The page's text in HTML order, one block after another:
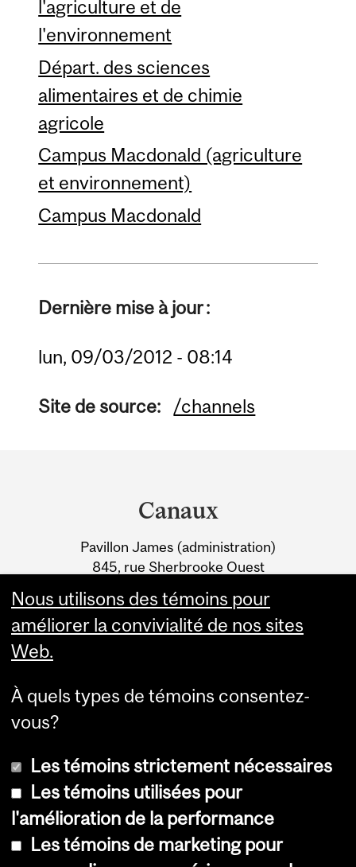
l'agriculture et de
l'environnement
Départ. des sciences
alimentaires et de chimie
agricole
Campus Macdonald (agriculture
et environnement)
Campus Macdonald
Dernière mise à jour :
lun, 09/03/2012 - 08:14
Site de source: /channels
Information
Canaux
Pavillon James (administration)
845, rue Sherbrooke Ouest
© Université McGill, 2026
Accessibilité
Nous utilisons des témoins pour
améliorer la convivialité de nos sites
Web.
À quels types de témoins consentez-
vous?
Les témoins strictement nécessaires
Les témoins utilisées pour
l'amélioration de la performance
Les témoins de marketing pour